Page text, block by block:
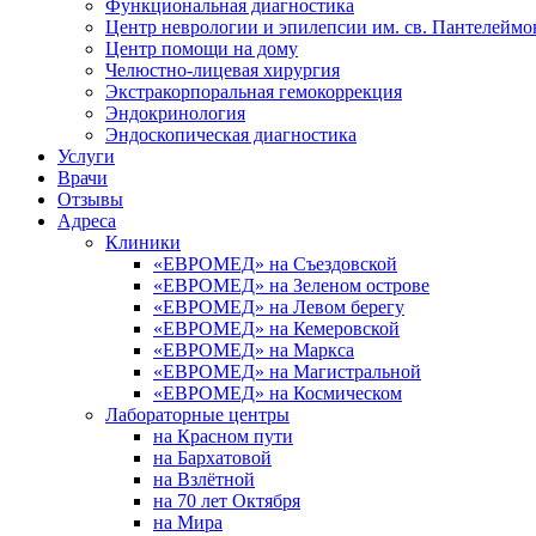
Функциональная диагностика
Центр неврологии и эпилепсии им. св.
Центр помощи на дому
Челюстно-лицевая хирургия
Экстракорпоральная гемокоррекция
Эндокринология
Эндоскопическая диагностика
Услуги
Врачи
Отзывы
Адреса
Клиники
«ЕВРОМЕД» на Съездовской
«ЕВРОМЕД» на Зеленом острове
«ЕВРОМЕД» на Левом берегу
«ЕВРОМЕД» на Кемеровской
«ЕВРОМЕД» на Маркса
«ЕВРОМЕД» на Магистральной
«ЕВРОМЕД» на Космическом
Лабораторные центры
на Красном пути
на Бархатовой
на Взлётной
на 70 лет Октября
на Мира